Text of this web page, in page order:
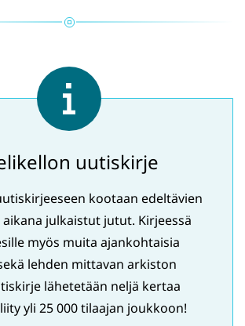
toiseen
uutiskirje
kootaan edeltävien
julkaistut jutut. Kirjeessä
myös muita ajankohtaisia
lehden mittavan arkiston
lähetetään neljä kertaa
yli 25 000 tilaajan joukkoon!